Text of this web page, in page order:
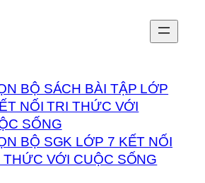
BỘ SÁCH BÀI TẬP LỚP
NỐI TRI THỨC VỚI
SỐNG
BỘ SGK LỚP 7 KẾT NỐI
THỨC VỚI CUỘC SỐNG